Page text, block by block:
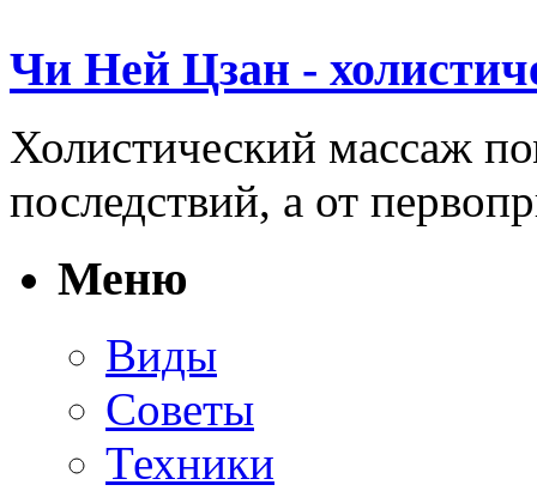
Чи Ней Цзан -
Холистический массаж
последствий, а от
Меню
Виды
Советы
Техники